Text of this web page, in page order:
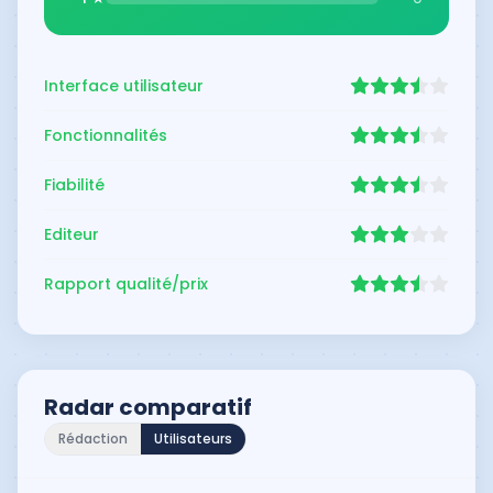
d’objets connectés ou modules de télésanté.
Interface utilisateur
Fonctionnalités
Fiabilité
Editeur
Rapport qualité/prix
Radar comparatif
Rédaction Utilisateurs